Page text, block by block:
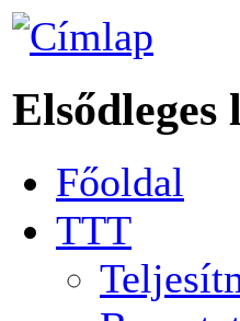
Elsődleges
Főoldal
TTT